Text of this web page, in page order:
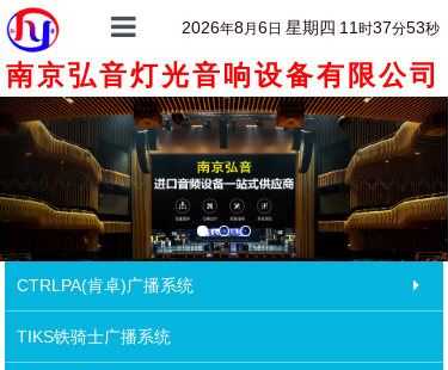
首页
关于我们
产品中心
产品详情
客户案例
新闻动态
2026年8月6日 星期四 11 时37分53秒
南京弘音灯光音响设备有限公司
CTRLPA(肯卓)广播系统
TIKS铁骑士广播系统